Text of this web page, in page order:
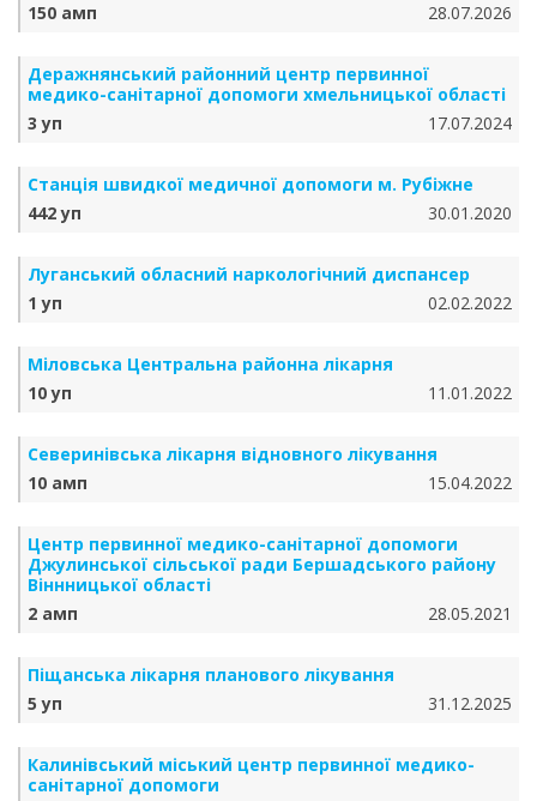
150 амп
28.07.2026
Деражнянський районний центр первинної
медико-санітарної допомоги хмельницької області
3 уп
17.07.2024
Станція швидкої медичної допомоги м. Рубіжне
442 уп
30.01.2020
Луганський обласний наркологічний диспансер
1 уп
02.02.2022
Міловська Центральна районна лікарня
10 уп
11.01.2022
Северинівська лікарня відновного лікування
10 амп
15.04.2022
Центр первинної медико-санітарної допомоги
Джулинської сільської ради Бершадського району
Віннницької області
2 амп
28.05.2021
Піщанська лікарня планового лікування
5 уп
31.12.2025
Калинівський міський центр первинної медико-
санітарної допомоги